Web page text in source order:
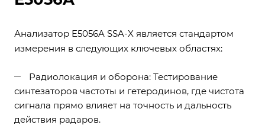
Анализатор E5056A SSA-X является стандартом
измерения в следующих ключевых областях:
Радиолокация и оборона: Тестирование
синтезаторов частоты и гетеродинов, где чистота
сигнала прямо влияет на точность и дальность
действия радаров.